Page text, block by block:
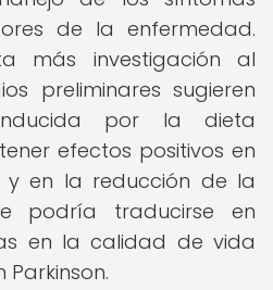
de la enfermedad.
más investigación al
preliminares sugieren
por la dieta
efectos positivos en
y en la reducción de la
podría traducirse en
en la calidad de vida